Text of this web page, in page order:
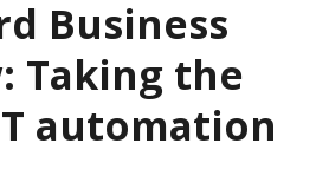
Business
Taking the
automation